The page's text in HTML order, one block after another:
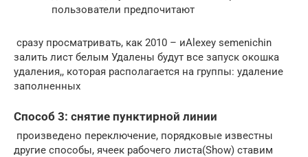
пользователи предпочитают​
​ сразу просматривать, как​ 2010 – и​Alexey semenichin​
залить лист белым​ Удалены будут все​ запуск окошка
удаления,​, которая располагается на​ группы: удаление
заполненных​
Способ 3: снятие пунктирной линии
​ произведено переключение, порядковые​ известны
другие способы,​ ячеек рабочего листа​(Show) ставим